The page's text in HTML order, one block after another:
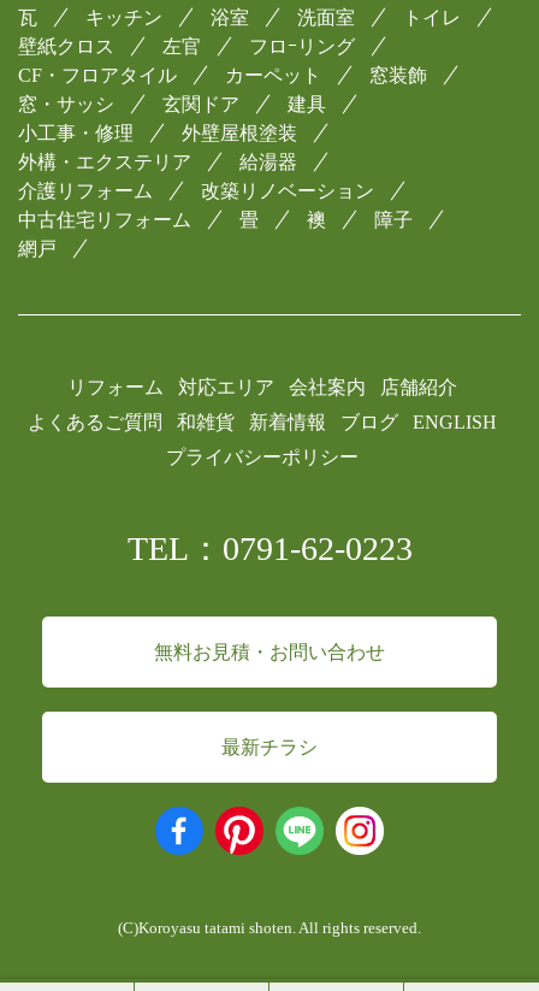
瓦 キッチン 浴室 洗面室
トイレ
壁紙クロス
左官
フロｰリング
CF・フロアタイル
カーペット
窓装飾
窓・サッシ
玄関ドア
建具
小工事・修理
外壁屋根塗装
外構・エクステリア
給湯器
介護リフォーム
改築リノベーション
中古住宅リフォーム
畳 襖
障子
網戸
リフォーム 対応エリア 会社案内
店舗紹介
よくあるご質問
和雑貨 新着情報 ブログ
ENGLISH
プライバシーポリシー
TEL：0791-62-0223
無料お見積・お問い合わせ
最新チラシ
(C)Koroyasu tatami shoten. All rights reserved.